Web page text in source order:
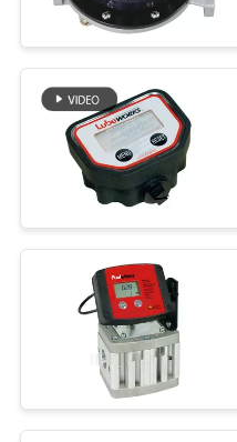
ΣΧΕΤΙΚΆ
ΜΕ
ΕΜΆΣ
ΞΕΝΆΓΗΣΗ
ΕΡΓΟΣΤΆΣΙΟ
ΕΛΕΓΧΟΣ
ΠΟΙΌΤΗΤΑΣ